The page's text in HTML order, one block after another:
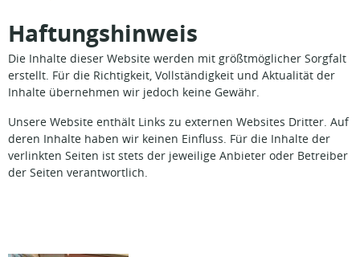
Haftungshinweis
Die Inhalte dieser Website werden mit größtmöglicher Sorgfalt
erstellt. Für die Richtigkeit, Vollständigkeit und Aktualität der
Inhalte übernehmen wir jedoch keine Gewähr.
Unsere Website enthält Links zu externen Websites Dritter. Auf
deren Inhalte haben wir keinen Einfluss. Für die Inhalte der
verlinkten Seiten ist stets der jeweilige Anbieter oder Betreiber
der Seiten verantwortlich.